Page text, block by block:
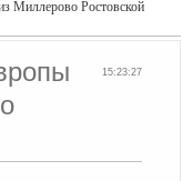
Миллерово Ростовской
15:23:27